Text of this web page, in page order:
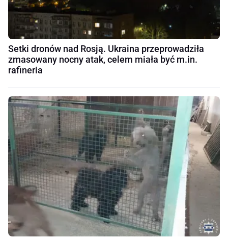
Setki dronów nad Rosją. Ukraina przeprowadziła
zmasowany nocny atak, celem miała być m.in.
rafineria